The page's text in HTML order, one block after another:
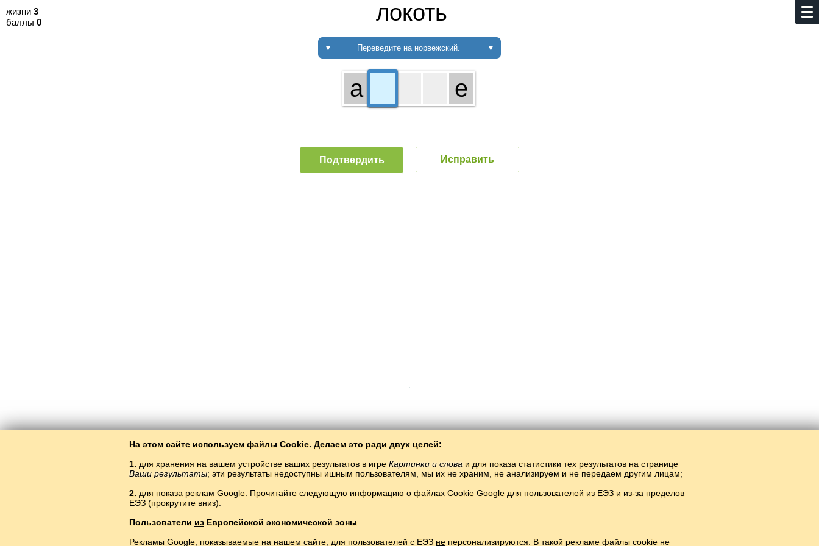
жизни 3
баллы 0 локоть
▼ Переведите на норвежский. ▼
На этом сайте используем файлы Cookie. Делаем это ради двух целей:
1. для хранения на вашем устройстве ваших результатов в игре Картинки и слова и для показа статистики тех результатов на странице
Ваши результаты; эти результаты недоступны ишным пользователям, мы их не храним, не анализируем и не передаем другим лицам;
2. для показа реклам Google. Прочитайте следующую информацию о файлах Cookie Google для пользователей из ЕЭЗ и из-за пределов
ЕЭЗ (прокрутите вниз).
Пользователи из Европейской экономической зоны
Рекламы Google, показываемые на нашем сайте, для пользователей с ЕЭЗ не персонализируются. В такой рекламе файлы cookie не
Все права защищены.